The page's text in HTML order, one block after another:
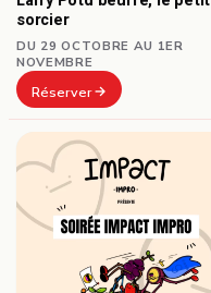
sorcier
DU 29 OCTOBRE AU 1ER
NOVEMBRE
Réserver